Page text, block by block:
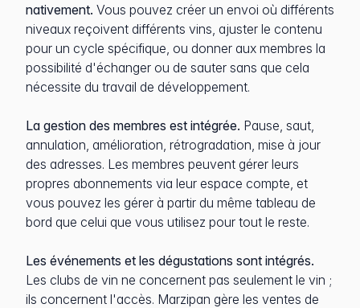
nativement. Vous pouvez créer un envoi où différents
niveaux reçoivent différents vins, ajuster le contenu
pour un cycle spécifique, ou donner aux membres la
possibilité d'échanger ou de sauter sans que cela
nécessite du travail de développement.
La gestion des membres est intégrée. Pause, saut,
annulation, amélioration, rétrogradation, mise à jour
des adresses. Les membres peuvent gérer leurs
propres abonnements via leur espace compte, et
vous pouvez les gérer à partir du même tableau de
bord que celui que vous utilisez pour tout le reste.
Les événements et les dégustations sont intégrés.
Les clubs de vin ne concernent pas seulement le vin ;
ils concernent l'accès. Marzipan gère les ventes de